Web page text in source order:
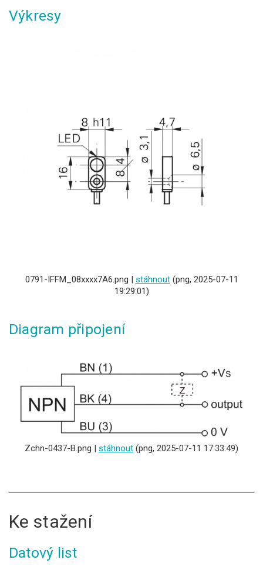
Výkresy
0791-IFFM_08xxxx7A6.png | stáhnout(png, 2025-07-11
19:29:01)
Diagram připojení
Zchn-0437-B.png | stáhnout (png, 2025-07-11 17:33:49)
Ke stažení
Datový list